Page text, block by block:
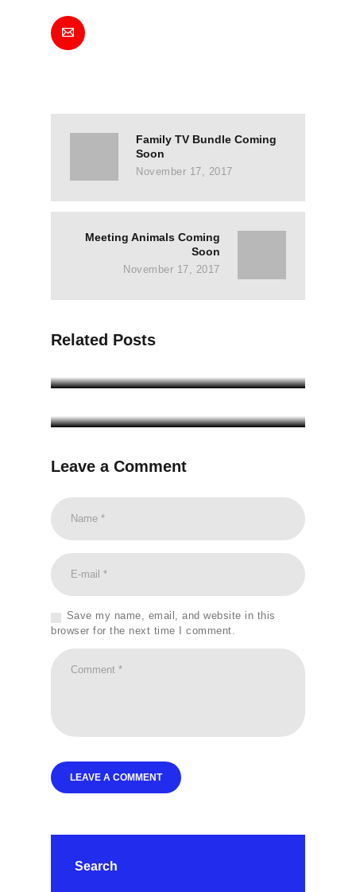
navigation
Previous
post:
Family TV Bundle Coming
Soon
November 17, 2017
Meeting Animals Coming
Soon
November 17, 2017
Related Posts
Game Night Coming Soon
Business & Marketing News
Leave a Comment
Save my name, email, and website in this
browser for the next time I comment.
Search